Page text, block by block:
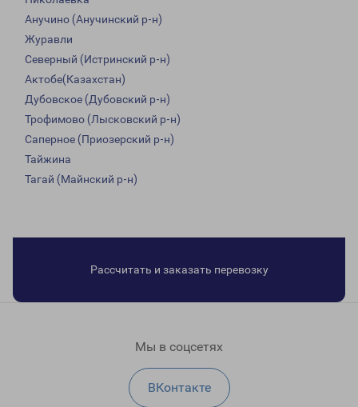
Анучино (Анучинский р-н)
Журавли
Северный (Истринский р-н)
Актобе(Казахстан)
Дубовское (Дубовский р-н)
Трофимово (Лысковский р-н)
Саперное (Приозерский р-н)
Тайжина
Тагай (Майнский р-н)
Рассчитать и заказать перевозку
Мы в соцсетях
ВКонтакте